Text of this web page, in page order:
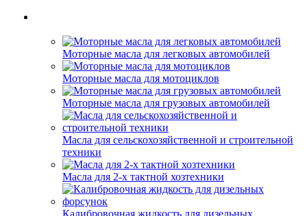
Моторные масла для легковых автомобилей
Моторные масла для мотоциклов
Моторные масла для грузовых автомобилей
Масла для сельскохозяйственной и строительной
техники
Масла для 2-х тактной хозтехники
Калибровочная жидкость для дизельных